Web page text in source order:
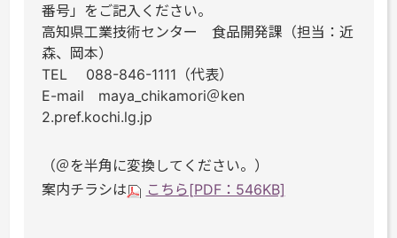
番号」をご記入ください。
高知県工業技術センター 食品開発課（担当：近
森、岡本）
TEL 088-846-1111（代表）
E-mail maya_chikamori＠ken
2.pref.kochi.lg.jp
（＠を半角に変換してください。）
案内チラシは
こちら[PDF：546KB]